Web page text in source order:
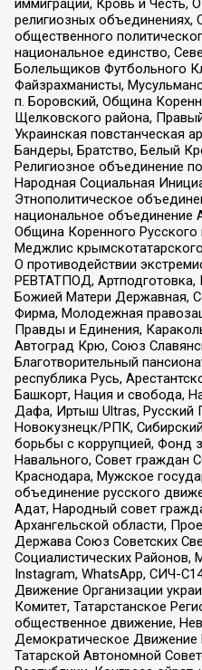
иммиграции, Кровь и Честь,
религиозных объединениях,
общественного
национальное единство,
Болельщиков Футбольного
Файзрахманисты,
п. Боровский, Община
Щелковского района,
Украинская повстанческая
Бандеры, Братство, Белый
Религиозное объединение
Народная Социальная
Этнополитическое
национальное объединение
Община Коренного Русского
Меджлис
О противодействии
РЕВТАТПОД, Артподготовка,
Божией Матери Державная,
Фирма, Молодежная
Правды и Единения,
Автоград Крю, Союз
Благотворительный
республика Русь,
Башкорт, Нация и свобода,
Дафа, Иртыш Ultras, Русский
Новокузнецк/РПК,
борьбы с коррупцией, Фонд
Навального, Совет граждан
Краснодара, Мужское
объединение русского
Адат, Народный совет
Архангельской области,
Держава Союз Советских
Социалистических Районов,
Instagram, WhatsApp, СИЧ-
Движение Организации
Комитет, Татарстанское
общественное движение,
Демократическое Движение
Татарской Автономной